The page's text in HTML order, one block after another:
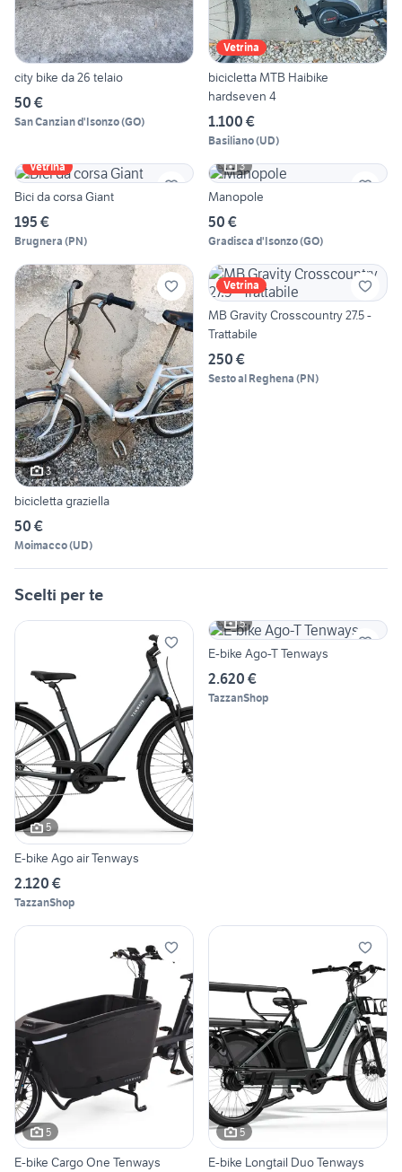
city bike da 26 telaio
50 €
San Canzian d'Isonzo(GO)
Vetrina
bicicletta MTB Haibike
hardseven 4
1.100 €
Basiliano(UD)
Vetrina
Bici da corsa Giant
195 €
Brugnera (PN)
3
Manopole
50 €
Gradisca d'Isonzo(GO)
3
bicicletta graziella
50 €
Moimacco(UD)
Vetrina
MB Gravity Crosscountry 27.5 -
Trattabile
250 €
Sesto al Reghena (PN)
Scelti per te
5
E-bike Ago air Tenways
2.120 €
TazzanShop
5
E-bike Ago-T Tenways
2.620 €
TazzanShop
5
E-bike Cargo One Tenways
5
E-bike Longtail Duo Tenways